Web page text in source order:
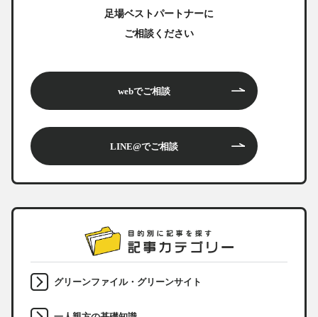
足場ベストパートナーに
ご相談ください
webでご相談
LINE@でご相談
グリーンファイル・グリーンサイト